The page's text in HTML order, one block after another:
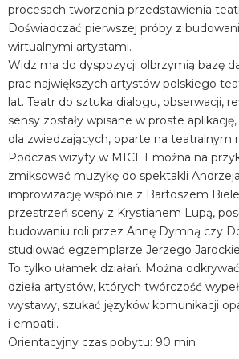
procesach tworzenia przedstawienia
Doświadczać pierwszej próby z
wirtualnymi artystami.
Widz ma do dyspozycji olbrzymią bazę
prac największych artystów polskiego
lat. Teatr do sztuka dialogu, obserwacji,
sensy zostały wpisane w proste
dla zwiedzających, oparte na teatralnym
Podczas wizyty w MICET można na
zmiksować muzykę do spektakli
improwizację wspólnie z Bartoszem
przestrzeń sceny z Krystianem Lupą,
budowaniu roli przez Annę Dymną czy
studiować egzemplarze Jerzego
To tylko ułamek działań. Można
dzieła artystów, których twórczość
wystawy, szukać języków komunikacji
i empatii.
Orientacyjny czas pobytu: 90 min